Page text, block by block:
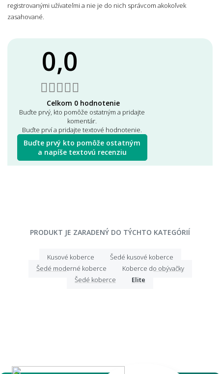
registrovanými užívateľmi a nie je do nich správcom akokoľvek
zasahované.
0,0
Celkom 0 hodnotenie
Buďte prvý, kto pomôže ostatným a pridajte
komentár.
Buďte prví a pridajte textové hodnotenie.
Buďte prvý kto pomôže ostatným
a napíše textovú recenziu
PRODUKT JE ZARADENÝ DO TÝCHTO KATEGÓRIÍ
Kusové koberce
Šedé kusové koberce
Šedé moderné koberce
Koberce do obývačky
Šedé koberce
Elite